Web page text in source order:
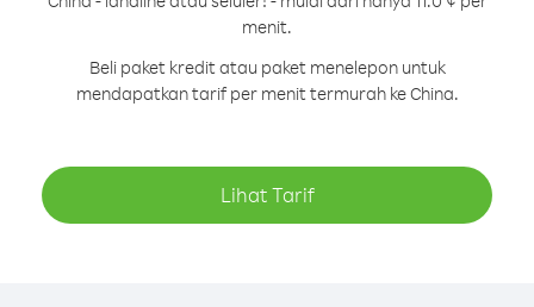
menit.
Beli paket kredit atau paket menelepon untuk
mendapatkan tarif per menit termurah ke China.
Lihat Tarif